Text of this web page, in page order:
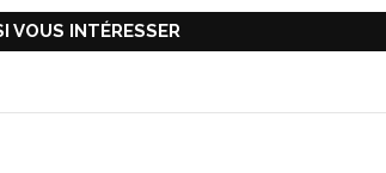
VOUS INTÉRESSER